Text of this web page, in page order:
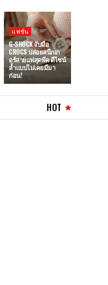
แฟชั่น
G-SHOCK จับมือ
CROCS ปล่อยสนีกเก
อร์สายแฟสุดพีค ดีไซน์
ล้ำแบบไม่เคยมีมา
ก่อน!
HOT